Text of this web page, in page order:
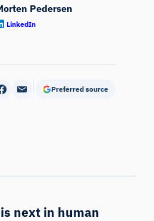
Pedersen
LinkedIn
Preferred source
next in human